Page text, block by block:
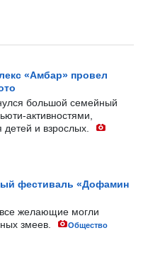
«Амбар» провел
большой семейный
активностями,
и взрослых.
фестиваль «Дофамин
желающие могли
змеев.
Общество